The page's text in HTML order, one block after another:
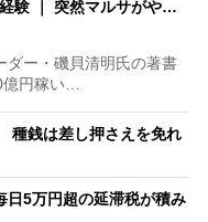
験 ｜ 突然マルサがや…
ー・磯貝清明氏の著書
億円稼い…
種銭は差し押さえを免れ
5万円超の延滞税が積み